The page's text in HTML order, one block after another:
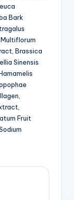
Bark
Brassica
Sinensis
Fruit